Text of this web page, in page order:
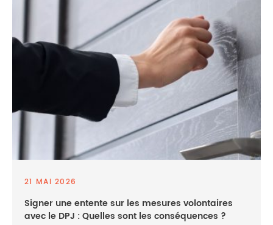
21 MAI 2026
Signer une entente sur les mesures volontaires
avec le DPJ : Quelles sont les conséquences ?